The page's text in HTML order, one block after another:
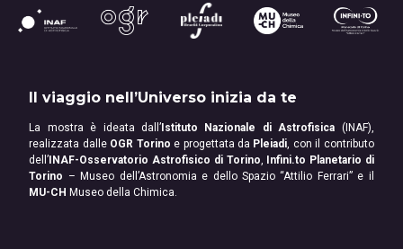
Il viaggio nell’Universo inizia da te
La mostra è ideata dall’ Istituto Nazionale di Astrofisica (INAF),
realizzata dalle OGR Torino e progettata da Pleiadi, con il contributo
dell’ INAF-Osservatorio Astrofisico di Torino,
Infini.to Planetario di
Torino – Museo dell’Astronomia e dello Spazio “Attilio Ferrari” e il
MU-CH Museo della Chimica.